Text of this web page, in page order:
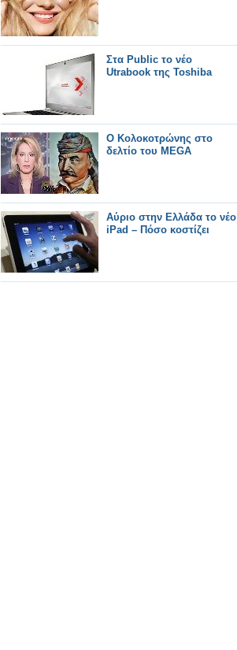
Στα Public το νέο
Utrabook της Toshiba
Ο Κολοκοτρώνης στο
δελτίο του MEGA
Αύριο στην Ελλάδα το νέο
iPad – Πόσο κοστίζει